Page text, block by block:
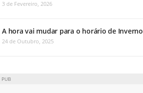
3 de Fevereiro, 2026
A hora vai mudar para o horário de Inverno
24 de Outubro, 2025
PUB